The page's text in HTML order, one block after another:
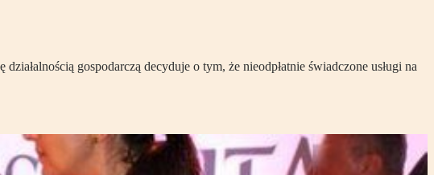
gospodarczą decyduje o tym, że nieodpłatnie świadczone usługi na